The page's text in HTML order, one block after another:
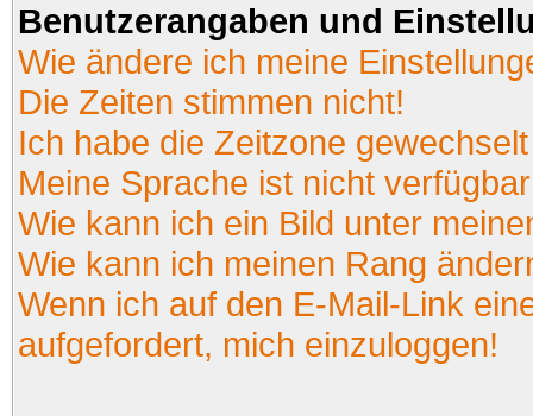
Benutzerangaben und
Wie ändere ich meine
Die Zeiten stimmen nicht!
Ich habe die Zeitzone
Meine Sprache ist nicht
Wie kann ich ein Bild unter
Wie kann ich meinen Rang
Wenn ich auf den E-Mail-Link
aufgefordert, mich einzuloggen!